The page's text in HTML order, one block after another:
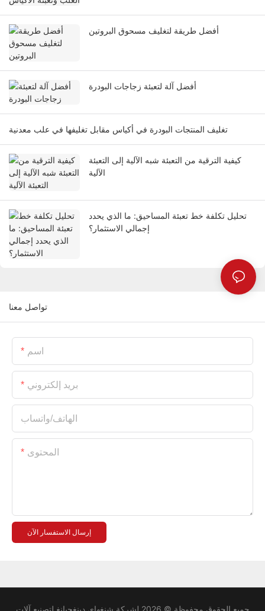
أفضل طريقة لتغليف مسحوق البروتين
أفضل آلة لتعبئة زجاجات البودرة
تغليف المنتجات البودرة في أكياس مقابل تغليفها في علب معدنية
كيفية الترقية من التعبئة شبه الآلية إلى التعبئة
الآلية
تحليل تكلفة خط تعبئة المساحيق: ما الذي يحدد
إجمالي الاستثمار؟
تواصل معنا
اسم
بريد إلكتروني
الهاتف/واتساب
المحتوى
إرسال الاستفسار الآن
جميع الحقوق محفوظة © 2026 لشركة شنغهاي دينغجيانغ لتصنيع آلات